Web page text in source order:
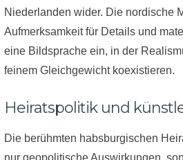
Niederlanden wider. Die nordische
Aufmerksamkeit für Details und
eine Bildsprache ein, in der
feinem Gleichgewicht koexistieren.
Heiratspolitik und
Die berühmten habsburgischen
nur geopolitische Auswirkungen,